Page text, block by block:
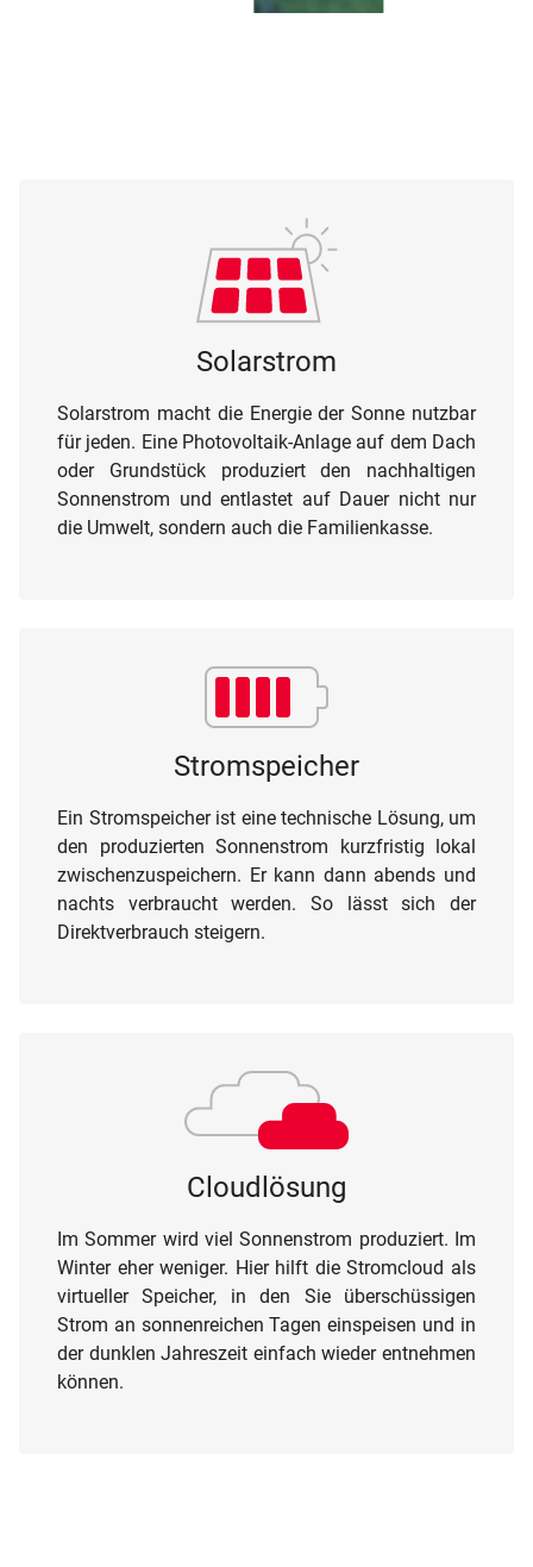
Solarstrom
Solarstrom macht die Energie der Sonne nutzbar
für jeden. Eine Photovoltaik-Anlage auf dem Dach
oder Grundstück produziert den nachhaltigen
Sonnenstrom und entlastet auf Dauer nicht nur
die Umwelt, sondern auch die Familienkasse.
Stromspeicher
Ein Stromspeicher ist eine technische Lösung, um
den produzierten Sonnenstrom kurzfristig lokal
zwischenzuspeichern. Er kann dann abends und
nachts verbraucht werden. So lässt sich der
Direktverbrauch steigern.
Cloudlösung
Im Sommer wird viel Sonnenstrom produziert. Im
Winter eher weniger. Hier hilft die Stromcloud als
virtueller Speicher, in den Sie überschüssigen
Strom an sonnenreichen Tagen einspeisen und in
der dunklen Jahreszeit einfach wieder entnehmen
können.